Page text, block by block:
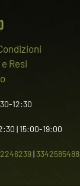
Resi
12:30
| 15:00-19:00
|3342585488